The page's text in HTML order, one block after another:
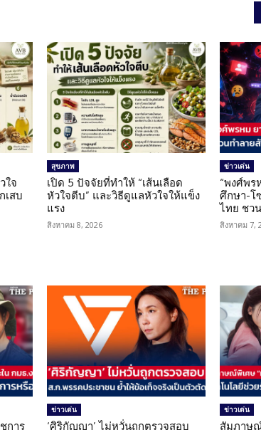
ใจ
เสบ
สุขภาพ
เปิด 5 ปัจจัยที่ทำให้ “เส้นเลือด
หัวใจตีบ” และวิธีดูแลหัวใจให้แข็ง
แรง
สิงหาคม 8, 2026
ข่าวเด่น
“พงศ์พร
ศึกษา-โ
ไทย ชว
สิงหาคม 7,
การ
ข่าวเด่น
‘ศิริกัญญา’ ไม่หวั่นถูกตรวจสอบ
ข่าวเด่น
สัมภาษ